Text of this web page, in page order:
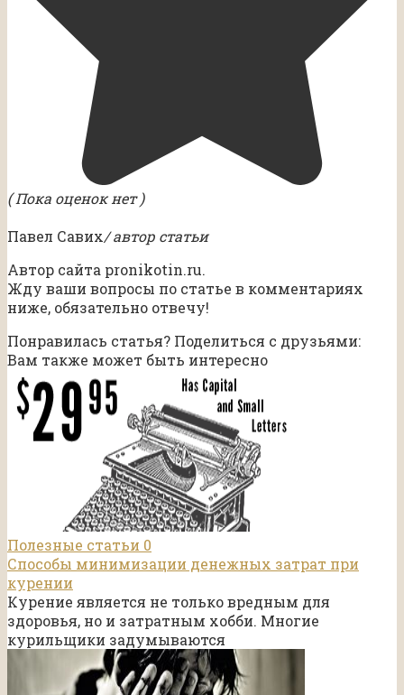
( Пока оценок нет )
Павел Савих/ автор статьи
Автор сайта pronikotin.ru.
Жду ваши вопросы по статье в комментариях
ниже, обязательно отвечу!
Понравилась статья? Поделиться с друзьями:
Вам также может быть интересно
Полезные статьи 0
Способы минимизации денежных затрат при
курении
Курение является не только вредным для
здоровья, но и затратным хобби. Многие
курильщики задумываются